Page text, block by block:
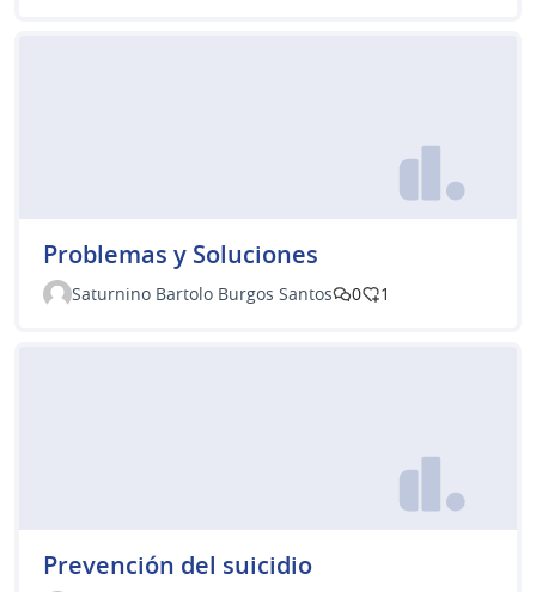
Problemas y Soluciones
Saturnino Bartolo Burgos Santos 0 1
Prevención del suicidio